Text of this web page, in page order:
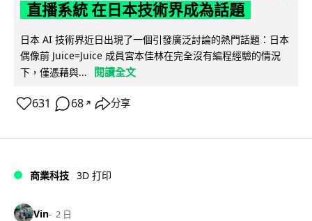
直播系統 在日本技術界成為話題
日本 AI 技術界近日出現了一個引發廣泛討論的熱門話題：日本
偶像前 Juice=Juice 成員宮本佳林在完全沒有編程經驗的情況
下，僅憑藉與...
閱讀全文
631 68 ↗ 分享
商業科技 3D 打印
Vin 2 日